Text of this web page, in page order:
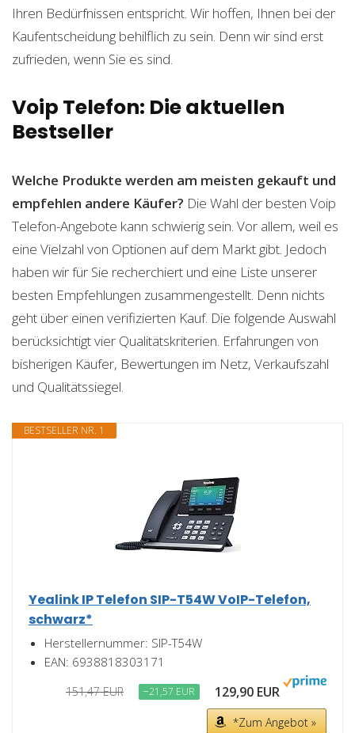
Ihren Bedürfnissen entspricht. Wir hoffen, Ihnen bei der
Kaufentscheidung behilflich zu sein. Denn wir sind erst
zufrieden, wenn Sie es sind.
Voip Telefon: Die aktuellen
Bestseller
Welche Produkte werden am meisten gekauft und
empfehlen andere Käufer? Die Wahl der besten Voip
Telefon-Angebote kann schwierig sein. Vor allem, weil es
eine Vielzahl von Optionen auf dem Markt gibt. Jedoch
haben wir für Sie recherchiert und eine Liste unserer
besten Empfehlungen zusammengestellt. Denn nichts
geht über einen verifizierten Kauf. Die folgende Auswahl
berücksichtigt vier Qualitätskriterien. Erfahrungen von
bisherigen Käufer, Bewertungen im Netz, Verkaufszahl
und Qualitätssiegel.
BESTSELLER NR. 1
Yealink IP Telefon SIP-T54W VoIP-Telefon,
schwarz*
Herstellernummer: SIP-T54W
EAN: 6938818303171
151,47 EUR −21,57 EUR 129,90 EUR
*Zum Angebot »